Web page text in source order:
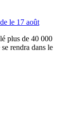
le 17 août
plus de 40 000
rendra dans le